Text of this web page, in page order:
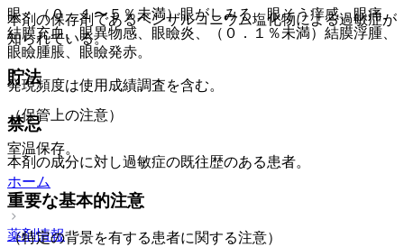
本剤の保存剤であるベンザルコニウム塩化物による過敏症が
知られている。
貯法
（保管上の注意）
室温保存。
ホーム
薬剤情報
眼：（０．１〜５％未満）眼がしみる、眼そう痒感、眼痛、
結膜充血、眼異物感、眼瞼炎、（０．１％未満）結膜浮腫、
眼瞼腫脹、眼瞼発赤。
発現頻度は使用成績調査を含む。
禁忌
本剤の成分に対し過敏症の既往歴のある患者。
重要な基本的注意
（特定の背景を有する患者に関する注意）